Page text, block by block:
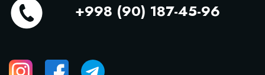
+998 (90) 187-45-96